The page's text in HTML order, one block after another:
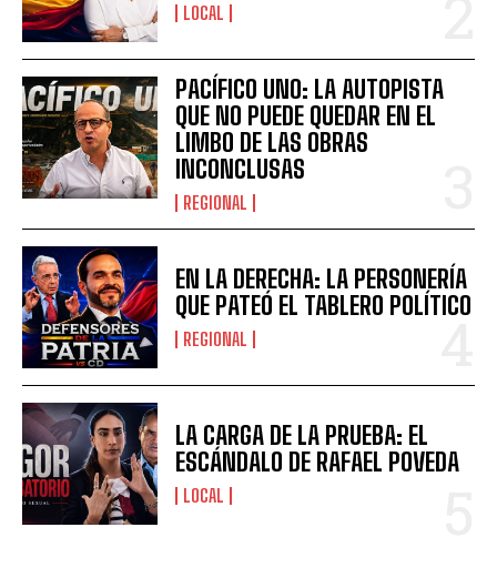
LOCAL
PACÍFICO UNO: LA AUTOPISTA
QUE NO PUEDE QUEDAR EN EL
LIMBO DE LAS OBRAS
INCONCLUSAS
REGIONAL
EN LA DERECHA: LA PERSONERÍA
QUE PATEÓ EL TABLERO POLÍTICO
REGIONAL
LA CARGA DE LA PRUEBA: EL
ESCÁNDALO DE RAFAEL POVEDA
LOCAL